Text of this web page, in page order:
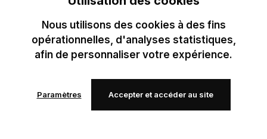
Nous utilisons des cookies à des fins
opérationnelles, d'analyses statistiques,
afin de personnaliser votre expérience.
Paramètres Accepter et accéder au site